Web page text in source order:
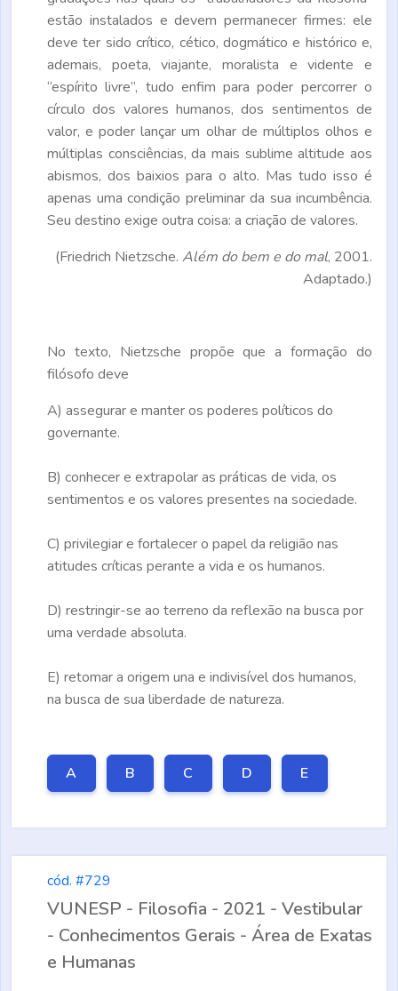
estão instalados e devem permanecer firmes: ele
deve ter sido crítico, cético, dogmático e histórico e,
ademais, poeta, viajante, moralista e vidente e
“espírito livre”, tudo enfim para poder percorrer o
círculo dos valores humanos, dos sentimentos de
valor, e poder lançar um olhar de múltiplos olhos e
múltiplas consciências, da mais sublime altitude aos
abismos, dos baixios para o alto. Mas tudo isso é
apenas uma condição preliminar da sua incumbência.
Seu destino exige outra coisa: a criação de valores.
(Friedrich Nietzsche. Além do bem e do mal, 2001.
Adaptado.)
No texto, Nietzsche propõe que a formação do
filósofo deve
A) assegurar e manter os poderes políticos do
governante.
B) conhecer e extrapolar as práticas de vida, os
sentimentos e os valores presentes na sociedade.
C) privilegiar e fortalecer o papel da religião nas
atitudes críticas perante a vida e os humanos.
D) restringir-se ao terreno da reflexão na busca por
uma verdade absoluta.
E) retomar a origem una e indivisível dos humanos,
na busca de sua liberdade de natureza.
A B C D E
cód. #729
VUNESP - Filosofia - 2021 - Vestibular
- Conhecimentos Gerais - Área de Exatas
e Humanas